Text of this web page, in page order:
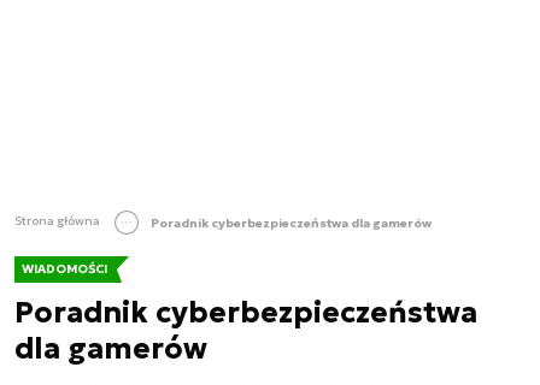
Strona główna Poradnik cyberbezpieczeństwa dla gamerów
WIADOMOŚCI
Poradnik cyberbezpieczeństwa
dla gamerów